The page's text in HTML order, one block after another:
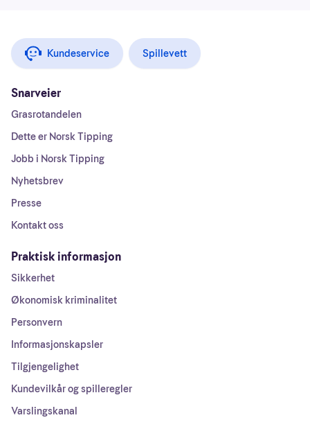
Kundeservice Spillevett
Snarveier
Grasrotandelen
Dette er Norsk Tipping
Jobb i Norsk Tipping
Nyhetsbrev
Presse
Kontakt oss
Praktisk informasjon
Sikkerhet
Økonomisk kriminalitet
Personvern
Informasjonskapsler
Tilgjengelighet
Kundevilkår og spilleregler
Varslingskanal